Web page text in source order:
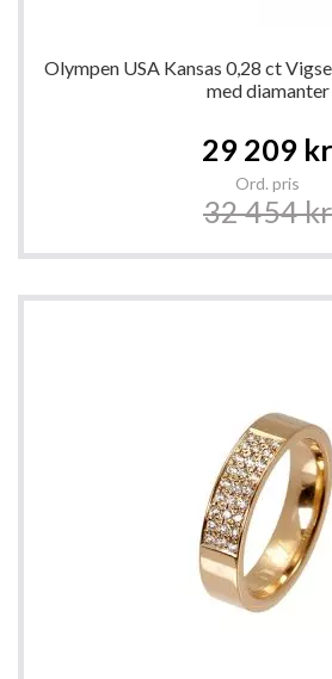
Olympen USA Kansas 0,28 ct
med diamanter
29 209 kr
Ord. pris
32 454 kr